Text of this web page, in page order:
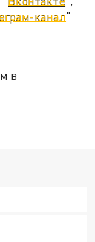
канал"
в